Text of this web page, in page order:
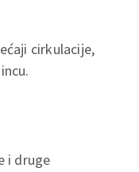
cirkulacije,
i druge